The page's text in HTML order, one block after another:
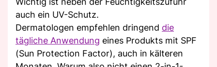
auch ein UV-Schutz.
Dermatologen empfehlen dringend die
tägliche Anwendung eines Produkts mit SPF
(Sun Protection Factor), auch in kälteren